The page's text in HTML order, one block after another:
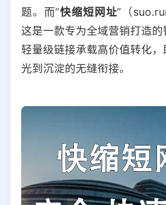
题。而“快缩短网址”（
这是一款专为全域营销打造
轻量级链接承载高价值转化
光到沉淀的无缝衔接。